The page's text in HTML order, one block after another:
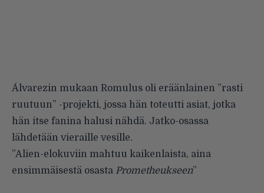
Álvarezin mukaan Romulus oli eräänlainen ”rasti
ruutuun” -projekti, jossa hän toteutti asiat, jotka
hän itse fanina halusi nähdä. Jatko-osassa
lähdetään vieraille vesille.
”Alien-elokuviin mahtuu kaikenlaista, aina
ensimmäisestä osasta Prometheukseen”